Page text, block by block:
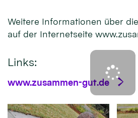
Weitere Informationen über
auf der Internetseite
Links:
www.zusammen-gut.de